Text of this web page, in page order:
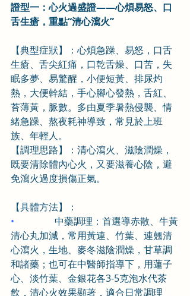
證型一：心火過盛證——心煩易怒、口
舌生瘡，重點“清心瀉火”
【典型症狀】：心煩急躁、易怒，口舌
生瘡、舌尖紅痛，口乾舌燥、口苦，失
眠多夢、易驚醒，小便短黃、排尿灼
熱，大便幹結，手心腳心發熱，舌紅、
苔薄黃，脈數。多由夏季暑熱侵襲、情
緒急躁、熬夜耗神導致，常見於上班
族、年輕人。
【調理思路】：清心瀉火、滋陰潤燥，
既要清除體內心火，又要滋養心陰，避
免瀉火過度損傷正氣。
【具體方法】：
• 中藥調理：首選導赤散、牛黃
清心丸加減，常用黃連、竹葉、連翹清
心瀉火，生地、麥冬滋陰潤燥，甘草調
和諸藥；也可在中醫師指導下，用蓮子
心、淡竹葉、金銀花各3-5克泡水代茶
飲，清心火效果顯著，適合日常調理